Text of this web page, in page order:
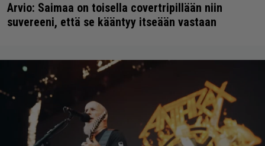
Arvio: Saimaa on toisella covertripillään niin
suvereeni, että se kääntyy itseään vastaan